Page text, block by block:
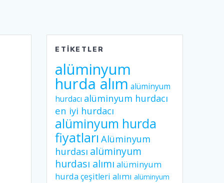
ETIKETLER
alüminyum
hurda alım alüminyum
hurdacı alüminyum hurdacı
en iyi hurdacı
alüminyum hurda
fiyatları Alüminyum
hurdası alüminyum
hurdası alımı alüminyum
hurda çeşitleri alımı alüminyum